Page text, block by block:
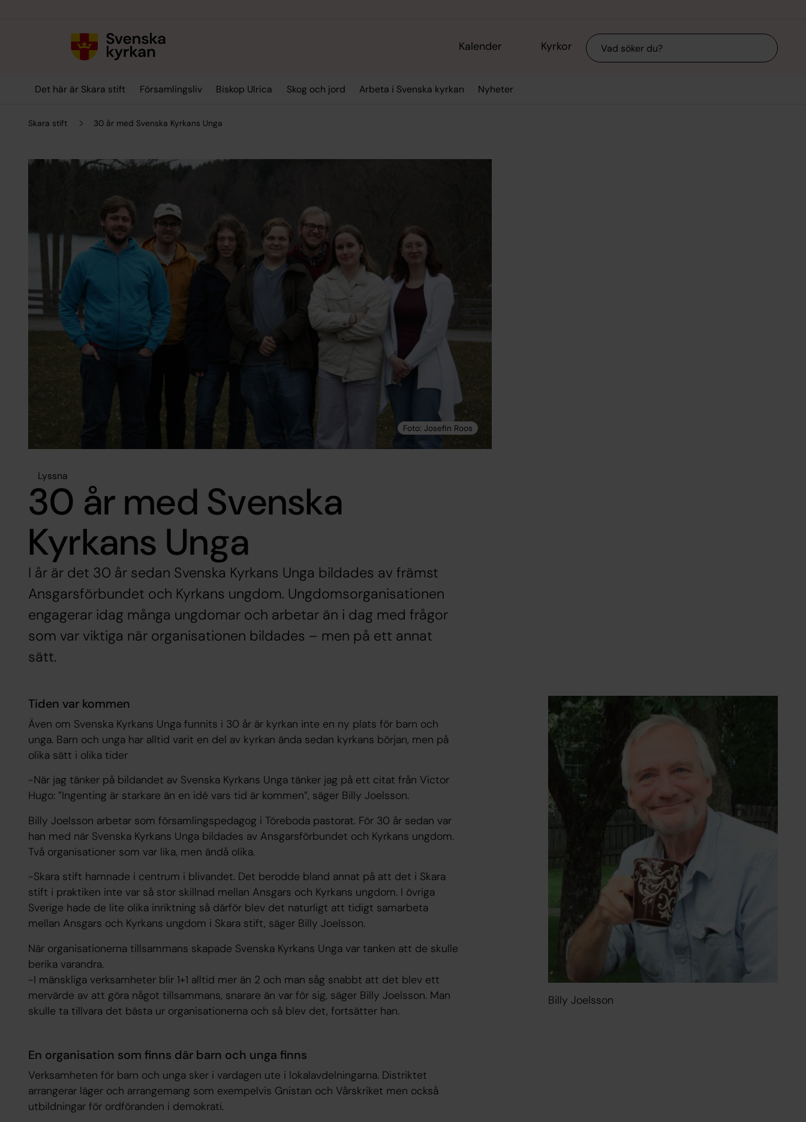
Kalender Kyrkor Sök
Det här är Skara stift Församlingsliv Biskop Ulrica Skog och jord Arbeta i Svenska kyrkan Nyheter
Skara stift 30 år med Svenska Kyrkans Unga
Lyssna
30 år med Svenska
Kyrkans Unga
I år är det 30 år sedan Svenska Kyrkans Unga bildades av främst
Ansgarsförbundet och Kyrkans ungdom. Ungdomsorganisationen
engagerar idag många ungdomar och arbetar än i dag med frågor
som var viktiga när organisationen bildades – men på ett annat
sätt.
Tiden var kommen
Även om Svenska Kyrkans Unga funnits i 30 år är kyrkan inte en ny plats för barn och
unga. Barn och unga har alltid varit en del av kyrkan ända sedan kyrkans början, men på
olika sätt i olika tider
-När jag tänker på bildandet av Svenska Kyrkans Unga tänker jag på ett citat från Victor
Hugo: ”Ingenting är starkare än en idé vars tid är kommen”, säger Billy Joelsson.
Billy Joelsson arbetar som församlingspedagog i Töreboda pastorat. För 30 år sedan var
han med när Svenska Kyrkans Unga bildades av Ansgarsförbundet och Kyrkans ungdom.
Två organisationer som var lika, men ändå olika.
-Skara stift hamnade i centrum i blivandet. Det berodde bland annat på att det i Skara
stift i praktiken inte var så stor skillnad mellan Ansgars och Kyrkans ungdom. I övriga
Sverige hade de lite olika inriktning så därför blev det naturligt att tidigt samarbeta
mellan Ansgars och Kyrkans ungdom i Skara stift, säger Billy Joelsson.
När organisationerna tillsammans skapade Svenska Kyrkans Unga var tanken att de skulle
berika varandra.
-I mänskliga verksamheter blir 1+1 alltid mer än 2 och man såg snabbt att det blev ett
mervärde av att göra något tillsammans, snarare än var för sig, säger Billy Joelsson. Man
skulle ta tillvara det bästa ur organisationerna och så blev det, fortsätter han.
En organisation som finns där barn och unga finns
Verksamheten för barn och unga sker i vardagen ute i lokalavdelningarna. Distriktet
arrangerar läger och arrangemang som exempelvis Gnistan och Vårskriket men också
utbildningar för ordföranden i demokrati.
Billy Joelsson